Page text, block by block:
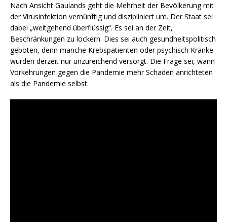
Nach Ansicht Gaulands geht die Mehrheit der Bevölkerung mit
der Virusinfektion vernünftig und diszipliniert um. Der Staat sei
dabei „weitgehend überflüssig“. Es sei an der Zeit,
Beschränkungen zu lockern. Dies sei auch gesundheitspolitisch
geboten, denn manche Krebspatienten oder psychisch Kranke
würden derzeit nur unzureichend versorgt. Die Frage sei, wann
Vorkehrungen gegen die Pandemie mehr Schaden anrichteten
als die Pandemie selbst.